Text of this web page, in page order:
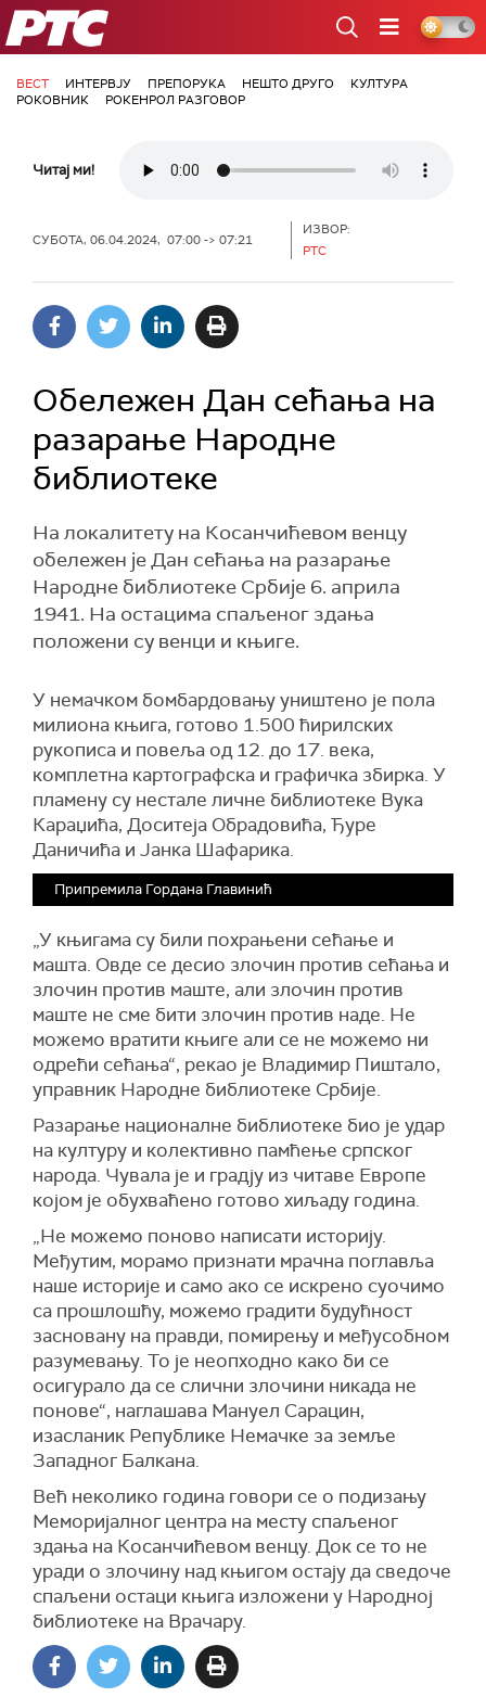
РТС
ВЕСТ ИНТЕРВЈУ ПРЕПОРУКА НЕШТО ДРУГО
КУЛТУРА
РОКОВНИК
РОКЕНРОЛ РАЗГОВОР
Читај ми!
СУБОТА, 06.04.2024, 07:00 -> 07:21
ИЗВОР:
РТС
Обележен Дан сећања на
разарање Народне
библиотеке
На локалитету на Косанчићевом венцу
обележен је Дан сећања на разарање
Народне библиотеке Србије 6. априла
1941. На остацима спаљеног здања
положени су венци и књиге.
У немачком бомбардовању уништено је пола
милиона књига, готово 1.500 ћирилских
рукописа и повеља од 12. до 17. века,
комплетна картографска и графичка збирка. У
пламену су нестале личне библиотеке Вука
Караџића, Доситеја Обрадовића, Ђуре
Даничића и Јанка Шафарика.
Припремила Гордана Главинић
„У књигама су били похрањени сећање и
машта. Овде се десио злочин против сећања и
злочин против маште, али злочин против
маште не сме бити злочин против наде. Не
можемо вратити књиге али се не можемо ни
одрећи сећања“, рекао је Владимир Пиштало,
управник Народне библиотеке Србије.
Разарање националне библиотеке био је удар
на културу и колективно памћење српског
народа. Чувала је и градју из читаве Европе
којом је обухваћено готово хиљаду година.
„Не можемо поново написати историју.
Међутим, морамо признати мрачна поглавља
наше историје и само ако се искрено суочимо
са прошлошћу, можемо градити будућност
засновану на правди, помирењу и међусобном
разумевању. То је неопходно како би се
осигурало да се слични злочини никада не
понове“, наглашава Мануел Сарацин,
изасланик Републике Немачке за земље
Западног Балкана.
Већ неколико година говори се о подизању
Меморијалног центра на месту спаљеног
здања на Косанчићевом венцу. Док се то не
уради о злочину над књигом остају да сведоче
спаљени остаци књига изложени у Народној
библиотеке на Врачару.